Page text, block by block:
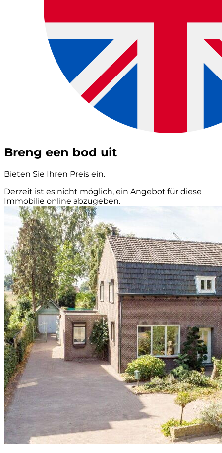
Breng een bod uit
Bieten Sie Ihren Preis ein.
Derzeit ist es nicht möglich, ein Angebot für diese
Immobilie online abzugeben.